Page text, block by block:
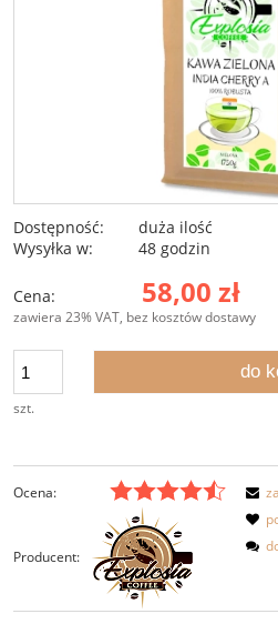
Dostępność:
duża ilość
Wysyłka w:
48 godzin
Cena: 58,00 zł
zawiera 23% VAT, bez kosztów dostawy
szt.
do
Ocena:
Producent: